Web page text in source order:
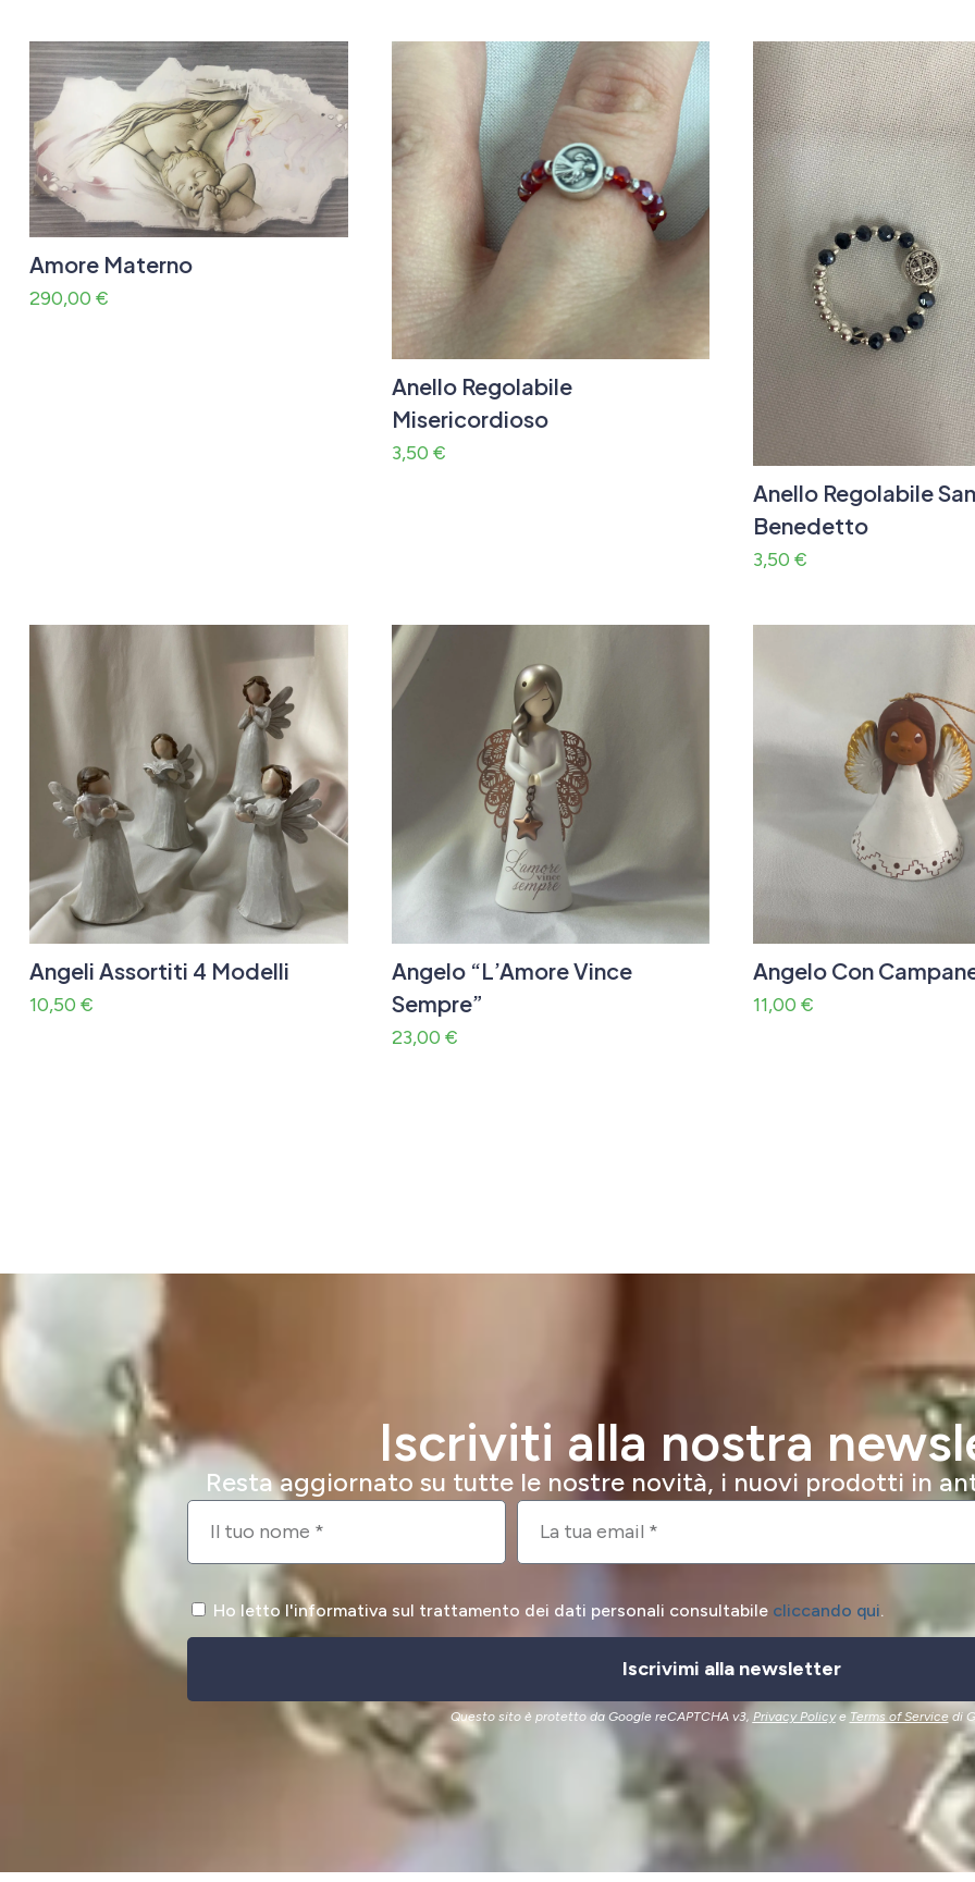
Amore Materno
290,00 €
Anello Regolabile
Misericordioso
3,50 €
Anello Regolabile San
Benedetto
3,50 €
Angeli Assortiti 4 Modelli
10,50 €
Angelo “L’Amore Vince
Sempre”
23,00 €
Angelo Con
11,00 €
Iscriviti alla nostra
Resta aggiornato su tutte le nostre novità, i nuovi prodotti in
Ho letto l'informativa sul trattamento dei dati personali consultabile cliccando qui.
Iscrivimi alla newsletter
Questo sito è protetto da Google reCAPTCHA v3, Privacy Policye Terms of Servicedi